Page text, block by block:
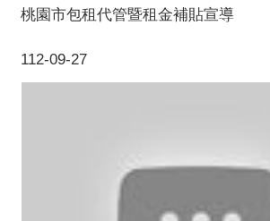
112-09-27
桃園市包租代管暨租金補貼宣導